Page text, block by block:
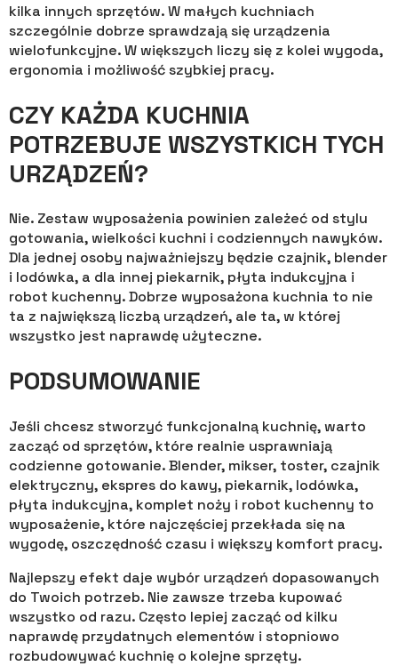
kilka innych sprzętów. W małych kuchniach
szczególnie dobrze sprawdzają się urządzenia
wielofunkcyjne. W większych liczy się z kolei wygoda,
ergonomia i możliwość szybkiej pracy.
CZY KAŻDA KUCHNIA
POTRZEBUJE WSZYSTKICH TYCH
URZĄDZEŃ?
Nie. Zestaw wyposażenia powinien zależeć od stylu
gotowania, wielkości kuchni i codziennych nawyków.
Dla jednej osoby najważniejszy będzie czajnik, blender
i lodówka, a dla innej piekarnik, płyta indukcyjna i
robot kuchenny. Dobrze wyposażona kuchnia to nie
ta z największą liczbą urządzeń, ale ta, w której
wszystko jest naprawdę użyteczne.
PODSUMOWANIE
Jeśli chcesz stworzyć funkcjonalną kuchnię, warto
zacząć od sprzętów, które realnie usprawniają
codzienne gotowanie. Blender, mikser, toster, czajnik
elektryczny, ekspres do kawy, piekarnik, lodówka,
płyta indukcyjna, komplet noży i robot kuchenny to
wyposażenie, które najczęściej przekłada się na
wygodę, oszczędność czasu i większy komfort pracy.
Najlepszy efekt daje wybór urządzeń dopasowanych
do Twoich potrzeb. Nie zawsze trzeba kupować
wszystko od razu. Często lepiej zacząć od kilku
naprawdę przydatnych elementów i stopniowo
rozbudowywać kuchnię o kolejne sprzęty.